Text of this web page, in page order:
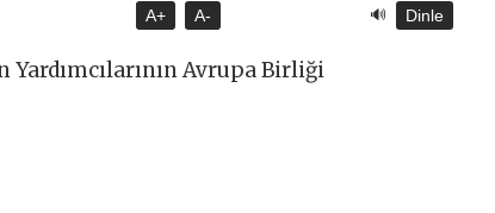
A+ A- 🔊 Dinle
Avrupa Birliği